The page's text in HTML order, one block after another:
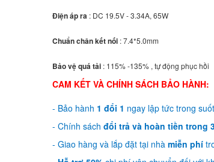
Điện áp ra : DC 19.5V - 3.34A, 65W
Chuẩn chân kết nối : 7.4*5.0mm
Bảo vệ quá tải : 115% -135% , tự động phục hồi
CAM KẾT VÀ CHÍNH SÁCH BẢO HÀNH:
- Bảo hành 1 đổi 1 ngay lập tức trong
- Chính sách đổi trả và hoàn tiền trong
- Giao hàng và lắp đặt tại nhà miễn phí